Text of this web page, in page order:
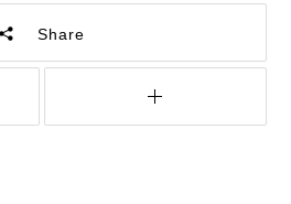
Share